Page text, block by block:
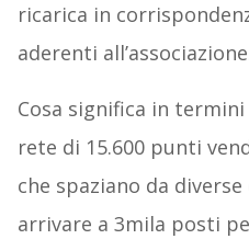
ricarica in
aderenti
Cosa significa in
rete di 15.600 punti
che spaziano da
arrivare a 3mila posti